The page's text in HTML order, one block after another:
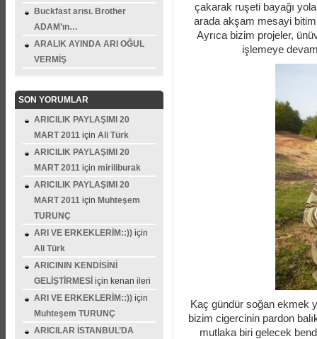
Buckfast arısı. Brother
ADAM’ın…
ARALIK AYINDA ARI OĞUL
VERMİŞ
SON YORUMLAR
ARICILIK PAYLAŞIMI 20
MART 2011 için Ali Türk
ARICILIK PAYLAŞIMI 20
MART 2011 için miriliburak
ARICILIK PAYLAŞIMI 20
MART 2011 için Muhteşem
TURUNÇ
ARI VE ERKEKLERİM::)) için
Ali Türk
ARICININ KENDİSİNİ
GELİŞTİRMESİ için kenan ileri
ARI VE ERKEKLERİM::)) için
Muhteşem TURUNÇ
ARICILAR İSTANBUL’DA
çakarak ruşeti bayağı
arada akşam mesayi
Ayrıca bizim projeler,
işlemeye
Kaç gündür soğan ekmek
bizim cigercinin pardon
mutlaka biri gelecek